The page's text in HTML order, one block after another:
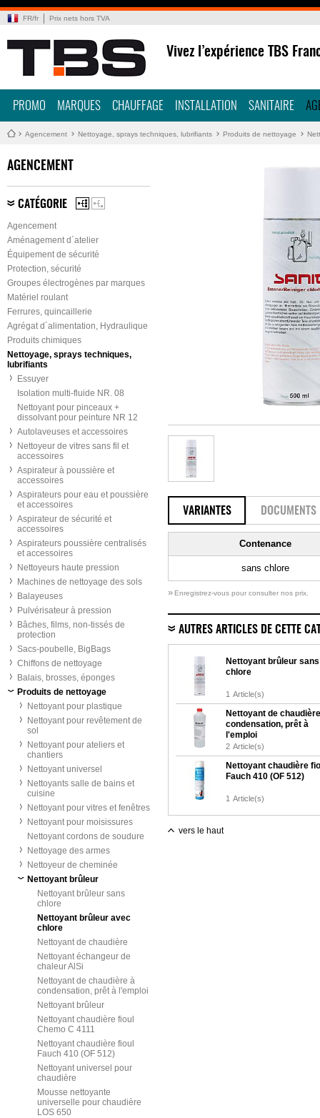
FR/fr Prix nets hors TVA
Vivez l’expérience TBS
PROMO MARQUES CHAUFFAGE INSTALLATION SANITAIRE
Agencement Nettoyage, sprays techniques, lubrifiants Produits de nettoyage
AGENCEMENT
CATÉGORIE
Agencement
Aménagement d´atelier
Équipement de sécurité
Protection, sécurité
Groupes électrogènes par marques
Matériel roulant
Ferrures, quincaillerie
Agrégat d´alimentation, Hydraulique
Produits chimiques
Nettoyage, sprays techniques,
lubrifiants
Essuyer
Isolation multi-fluide NR. 08
Nettoyant pour pinceaux +
dissolvant pour peinture NR 12
Autolaveuses et accessoires
Nettoyeur de vitres sans fil et
accessoires
Aspirateur à poussière et
accessoires
Aspirateurs pour eau et poussière
et accessoires
Aspirateur de sécurité et
accessoires
Aspirateurs poussière centralisés
et accessoires
Nettoyeurs haute pression
Machines de nettoyage des sols
Balayeuses
Pulvérisateur à pression
Bâches, films, non-tissés de
protection
Sacs-poubelle, BigBags
Chiffons de nettoyage
Balais, brosses, éponges
Produits de nettoyage
Nettoyant pour plastique
Nettoyant pour revêtement de
sol
Nettoyant pour ateliers et
chantiers
Nettoyant universel
Nettoyants salle de bains et
cuisine
Nettoyant pour vitres et fenêtres
Nettoyant pour moisissures
Nettoyant cordons de soudure
Nettoyage des armes
Nettoyeur de cheminée
Nettoyant brûleur
Nettoyant brûleur sans
chlore
Nettoyant brûleur avec
chlore
Nettoyant de chaudière
Nettoyant échangeur de
chaleur AlSi
Nettoyant de chaudière à
condensation, prêt à l'emploi
Nettoyant brûleur
Nettoyant chaudière fioul
Chemo C 4111
Nettoyant chaudière fioul
Fauch 410 (OF 512)
Nettoyant universel pour
chaudière
Mousse nettoyante
universelle pour chaudière
LOS 650
VARIANTES DOCUMENTS
Contenance
sans chlore
» Enregistrez-vous pour consulter nos prix.
AUTRES ARTICLES DE CETTE
Nettoyant brûleur sans
chlore
1 Article(s)
Nettoyant de
condensation, prêt à
l'emploi
2 Article(s)
Nettoyant chaudière
Fauch 410 (OF 512)
1 Article(s)
vers le haut